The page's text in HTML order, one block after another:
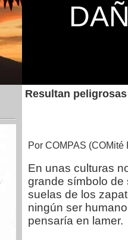
Resultan
Por COMPAS
En unas culturas
grande símbolo de
suelas de los
ningún ser
pensaría en lamer.